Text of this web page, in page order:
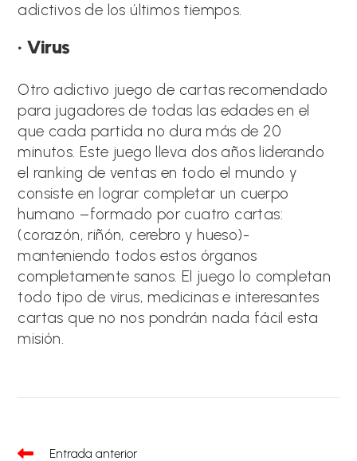
adictivos de los últimos tiempos.
· Virus
Otro adictivo juego de cartas recomendado
para jugadores de todas las edades en el
que cada partida no dura más de 20
minutos. Este juego lleva dos años liderando
el ranking de ventas en todo el mundo y
consiste en lograr completar un cuerpo
humano –formado por cuatro cartas:
(corazón, riñón, cerebro y hueso)-
manteniendo todos estos órganos
completamente sanos. El juego lo completan
todo tipo de virus, medicinas e interesantes
cartas que no nos pondrán nada fácil esta
misión.
Leer
Entrada anterior